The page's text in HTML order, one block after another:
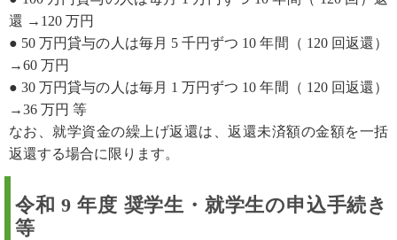
還 →120 万円
● 50 万円貸与の人は毎月 5 千円ずつ 10 年間（ 120 回返還）
→60 万円
● 30 万円貸与の人は毎月 1 万円ずつ 10 年間（ 120 回返還）
→36 万円 等
なお、就学資金の繰上げ返還は、返還未済額の金額を一括
返還する場合に限ります。
令和 9 年度 奨学生・就学生の申込手続き
等